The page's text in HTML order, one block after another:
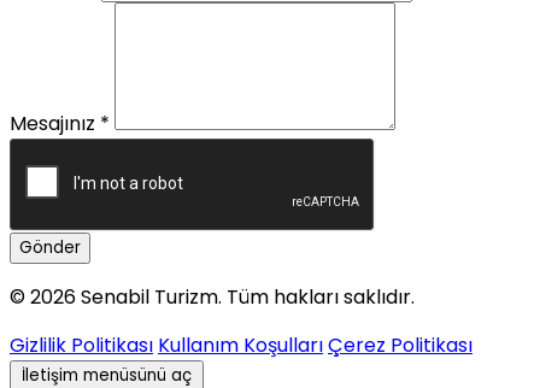
Mesajınız *
Gönder
© 2026 Senabil Turizm. Tüm hakları saklıdır.
Gizlilik Politikası Kullanım KoşullarıÇerez Politikası
İletişim menüsünü aç